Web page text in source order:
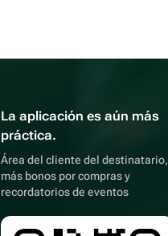
La aplicación es aún más
práctica.
Área del cliente del destinatario,
más bonos por compras y
recordatorios de eventos